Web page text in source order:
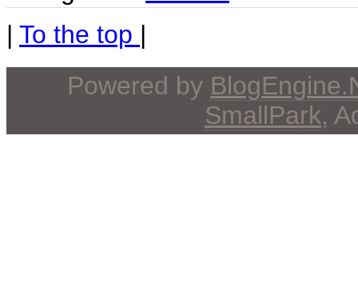
| To the top |
Powered by
SmallPark,